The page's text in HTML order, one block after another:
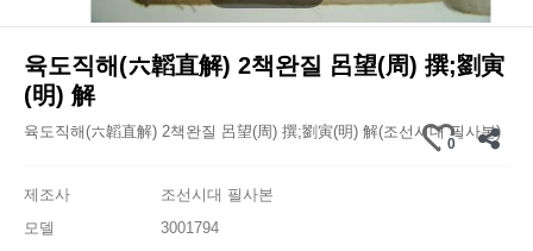
육도직해(六韜直解) 2책완질 呂望(周) 撰;劉寅
(明) 解
육도직해(六韜直解) 2책완질 呂望(周) 撰;劉寅(明) 解(조선시대 필사본)
0
제조사
조선시대 필사본
모델
3001794